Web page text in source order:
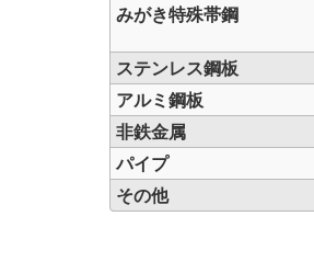
みがき特殊帯鋼
ステンレス鋼板
アルミ鋼板
非鉄金属
パイプ
その他